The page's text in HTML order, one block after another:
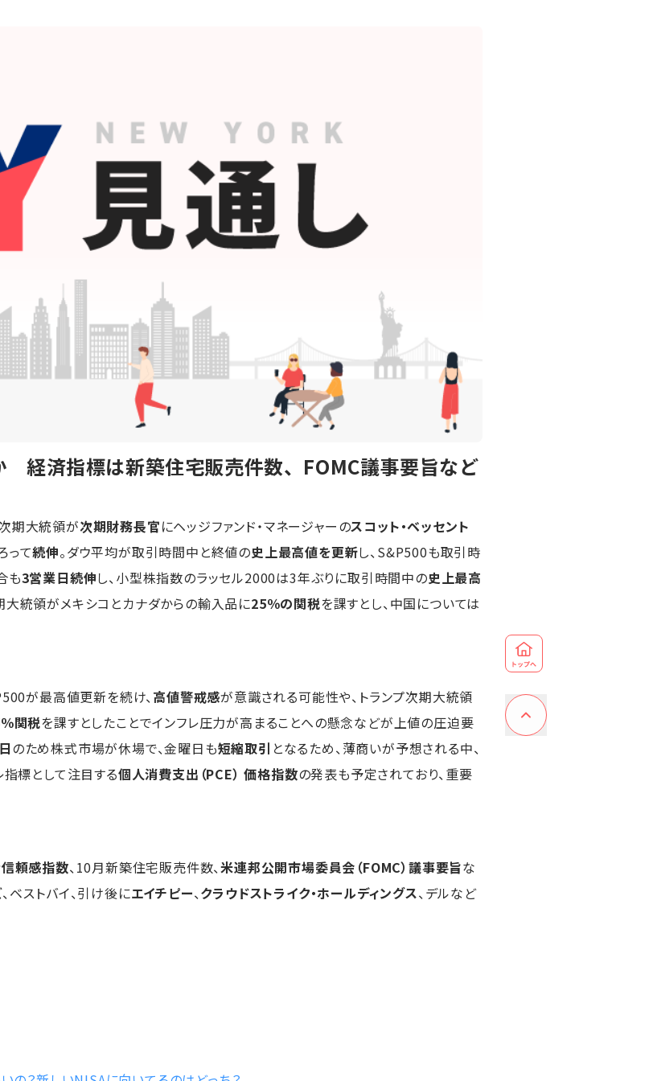
経済指標は新築住宅販売件数、FOMC議事要旨など
期大統領が次期財務長官にヘッジファンド・マネージャーのスコット・ベッセント
って続伸。ダウ平均が取引時間中と終値の史上最高値を更新し、S&P500も取引時
も3営業日続伸し、小型株指数のラッセル2000は3年ぶりに取引時間中の史上最高
大統領がメキシコとカナダからの輸入品に25％の関税を課すとし、中国については
が最高値更新を続け、 高値警戒感が意識される可能性や、トランプ次期大統領
関税を課すとしたことでインフレ圧力が高まることへの懸念などが上値の圧迫要
のため株式市場が休場で、金曜日も短縮取引 となるため、薄商いが予想される中、
標として注目する個人消費支出（PCE） 価格指数の発表も予定されており、重要
頼感指数、10月新築住宅販売件数、米連邦公開市場委員会（FOMC）議事要旨な
、ベストバイ、引け後にエイチピー、クラウドストライク・ホールディングス、デルなど